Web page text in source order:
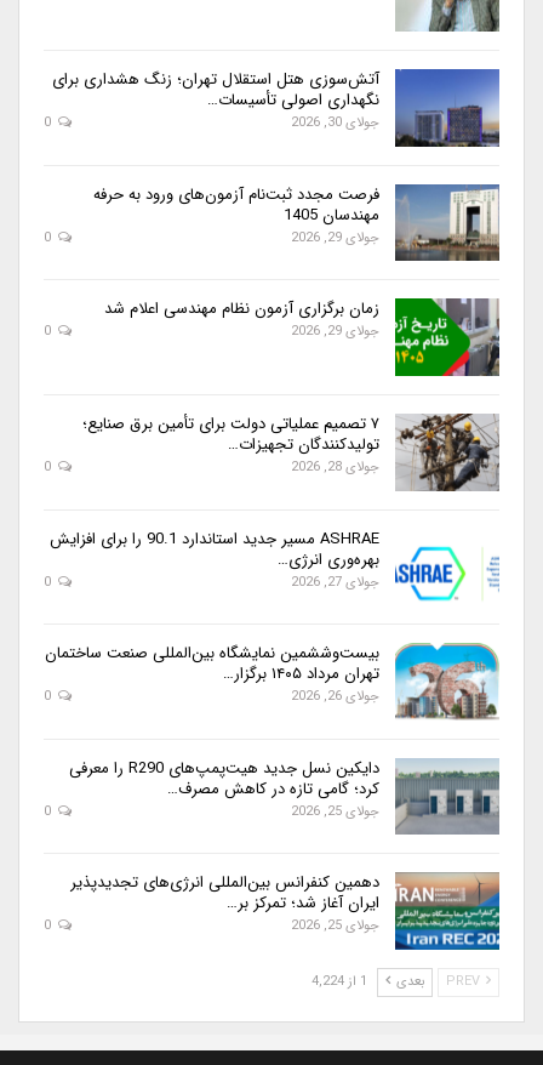
آتش‌سوزی هتل استقلال تهران؛ زنگ هشداری برای
نگهداری اصولی تأسیسات…
جولای 30, 2026
فرصت مجدد ثبت‌نام آزمون‌های ورود به حرفه
مهندسان 1405
جولای 29, 2026
زمان برگزاری آزمون نظام مهندسی اعلام شد
جولای 29, 2026
۷ تصمیم عملیاتی دولت برای تأمین برق صنایع؛
تولیدکنندگان تجهیزات…
جولای 28, 2026
ASHRAE مسیر جدید استاندارد 90.1 را برای افزایش
بهره‌وری انرژی…
جولای 27, 2026
بیست‌وششمین نمایشگاه بین‌المللی صنعت ساختمان
تهران مرداد ۱۴۰۵ برگزار…
جولای 26, 2026
دایکین نسل جدید هیت‌پمپ‌های R290 را معرفی
کرد؛ گامی تازه در کاهش مصرف…
جولای 25, 2026
دهمین کنفرانس بین‌المللی انرژی‌های تجدیدپذیر
ایران آغاز شد؛ تمرکز بر…
جولای 25, 2026
بعدی 1 از 4,224